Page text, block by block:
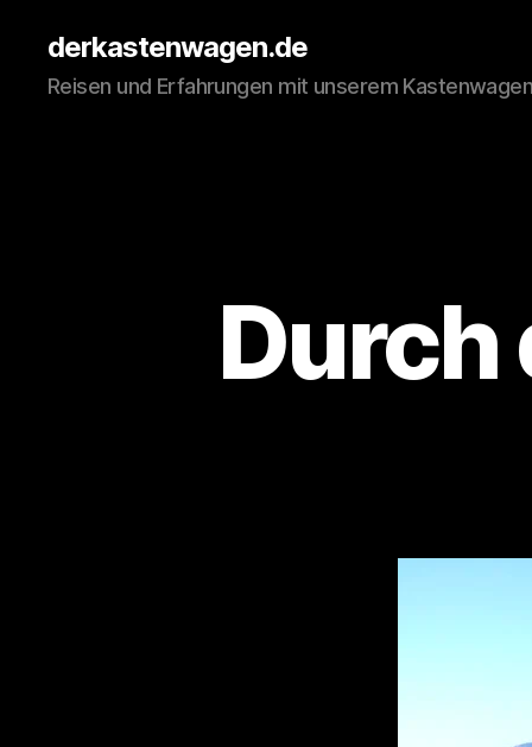
derkastenwagen.de
Reisen und Erfahrungen mit unserem
Durch